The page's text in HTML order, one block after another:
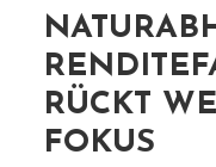
RÜCKT
FOKUS